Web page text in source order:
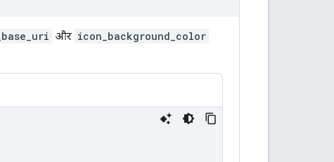
और icon_background_color